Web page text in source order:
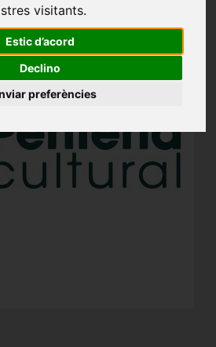
visitants.
Estic d’acord
Declino
preferències